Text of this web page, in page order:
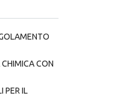
CON
PER IL